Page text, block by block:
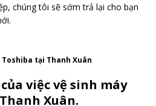
chúng tôi sẽ sớm trả lại cho bạn
tại Thanh Xuân
việc vệ sinh máy
Xuân.